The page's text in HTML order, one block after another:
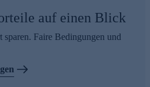
auf einen Blick
Faire Bedingungen und